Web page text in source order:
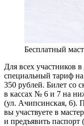
Бесплатный
Для всех участников в
специальный тариф
350 рублей. Билет со
в кассах № 6 и 7 на
(ул. Ачипсинская, 6).
вы участвуете в
и предъявить паспорт